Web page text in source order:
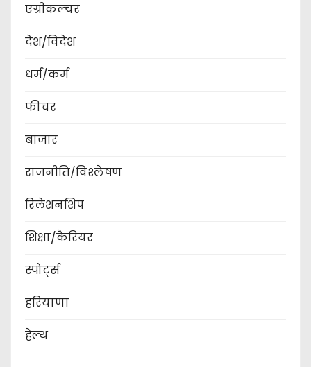
एग्रीकल्चर
देश/विदेश
धर्म/कर्म
फीचर
बाजार
राजनीति/विश्लेषण
रिलेशनशिप
शिक्षा/कैरियर
स्पोर्ट्स
हरियाणा
हेल्थ